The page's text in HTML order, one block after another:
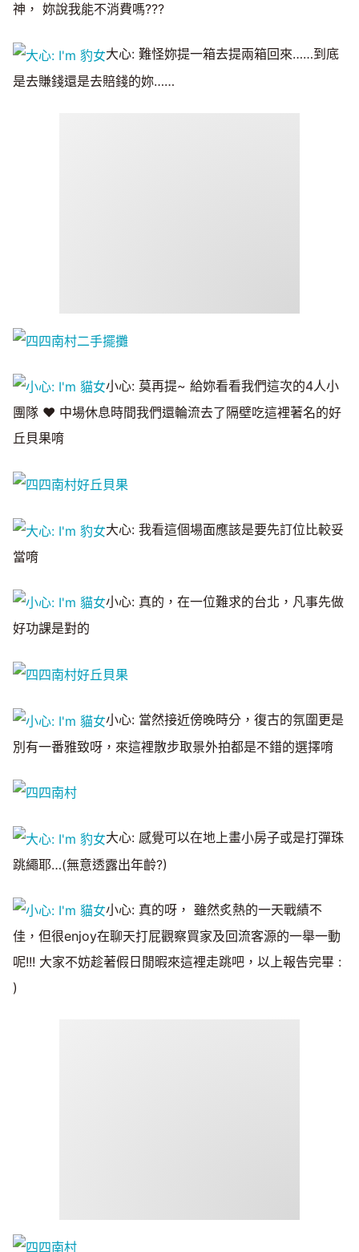
神， 妳說我能不消費嗎???
大心: 難怪妳提一箱去提兩箱回來……到底
是去賺錢還是去賠錢的妳……
小心: 莫再提~ 給妳看看我們這次的4人小
團隊 ♥ 中場休息時間我們還輪流去了隔壁吃這裡著名的好
丘貝果唷
大心: 我看這個場面應該是要先訂位比較妥
當唷
小心: 真的，在一位難求的台北，凡事先做
好功課是對的
小心: 當然接近傍晚時分，復古的氛圍更是
別有一番雅致呀，來這裡散步取景外拍都是不錯的選擇唷
大心: 感覺可以在地上畫小房子或是打彈珠
跳繩耶…(無意透露出年齡?)
小心: 真的呀， 雖然炙熱的一天戰績不
佳，但很enjoy在聊天打屁觀察買家及回流客源的一舉一動
呢!!! 大家不妨趁著假日閒暇來這裡走跳吧，以上報告完畢 :
)